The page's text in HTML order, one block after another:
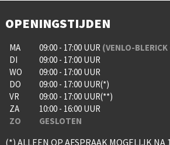
OPENINGSTIJDEN
MA 09:00 - 17:00 UUR (VENLO-
DI
09:00 - 17:00 UUR
WO
09:00 - 17:00 UUR
DO
09:00 - 17:00 UUR(*)
VR
09:00 - 17:00 UUR(**)
ZA
10:00 - 16:00 UUR
ZO
GESLOTEN
(*) ALLEEN OP AFSPRAAK MOGELIJK NA